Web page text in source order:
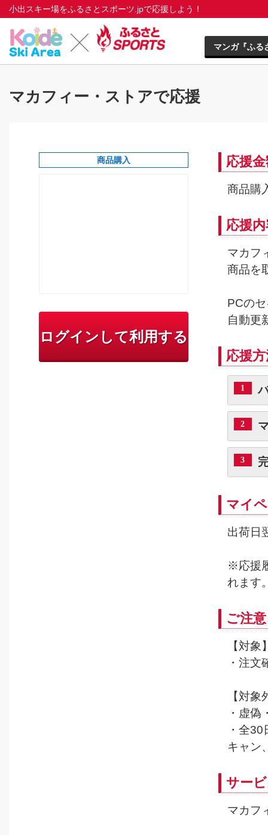
小出スキー場をふるさとスポーツ.jpで応援しよう！
マンガ『ふる
マカフィー・ストアで応援
商品購入
ログインして利用する
応援
商品購
応援
マカフ
商品を
PCの
自動更
応援
1
2
3
マイ
出荷日
※応援
れます
ご注意
【対象
・注
【対象
・虚
・全
キャン
サー
マカフ